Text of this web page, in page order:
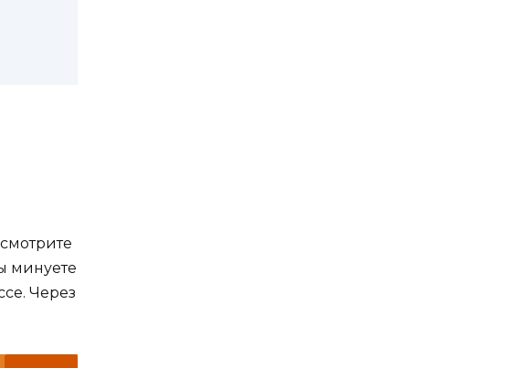
минуете
Через